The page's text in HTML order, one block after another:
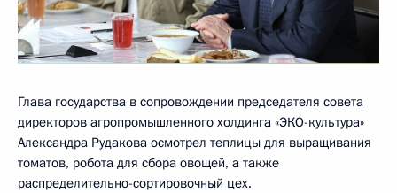
Глава государства в сопровождении председателя совета
директоров агропромышленного холдинга «ЭКО-культура»
Александра Рудакова осмотрел теплицы для выращивания
томатов, робота для сбора овощей, а также
распределительно-сортировочный цех.